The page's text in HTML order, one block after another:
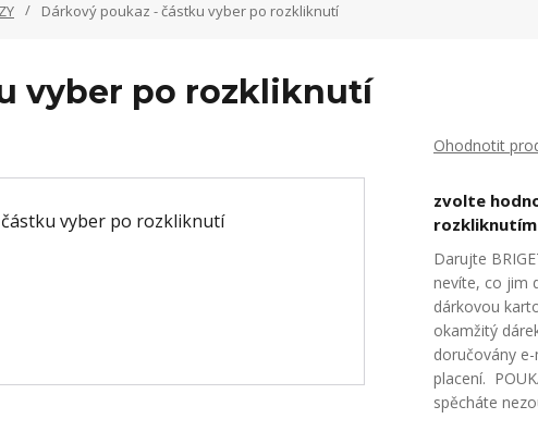
Dárkový poukaz - částku vyber po rozkliknutí
vyber po rozkliknutí
Ohodnotit
zvolte
Darujte
nevíte, co jim
dárkovou
okamžitý
doručovány
placení.
spěcháte